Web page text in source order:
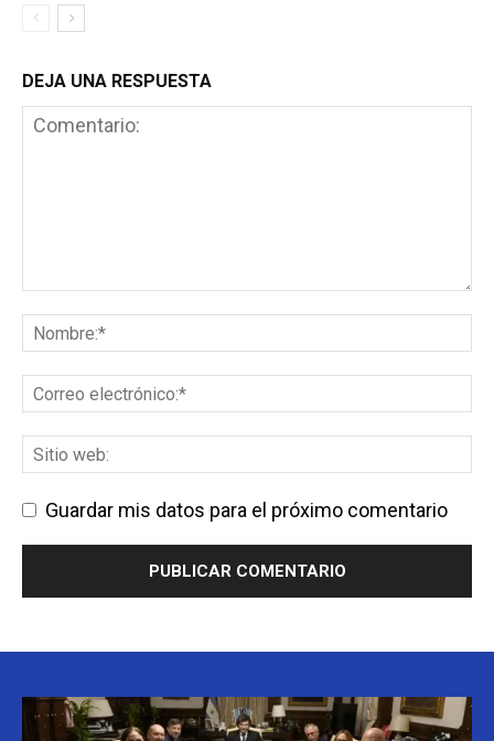
DEJA UNA RESPUESTA
Guardar mis datos para el próximo comentario